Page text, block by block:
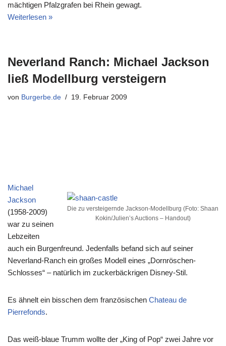
mächtigen Pfalzgrafen bei Rhein gewagt.
Weiterlesen »
Neverland Ranch: Michael Jackson
ließ Modellburg versteigern
von Burgerbe.de 19. Februar 2009
Die zu versteigernde Jackson-Modellburg (Foto: Shaan
Kokin/Julien’s Auctions – Handout)
Michael
Jackson
(1958-2009)
war zu seinen
Lebzeiten
auch ein Burgenfreund. Jedenfalls befand sich auf seiner
Neverland-Ranch ein großes Modell eines „Dornröschen-
Schlosses“ – natürlich im zuckerbäckrigen Disney-Stil.
Es ähnelt ein bisschen dem französischen Chateau de
Pierrefonds.
Das weiß-blaue Trumm wollte der „King of Pop“ zwei Jahre vor